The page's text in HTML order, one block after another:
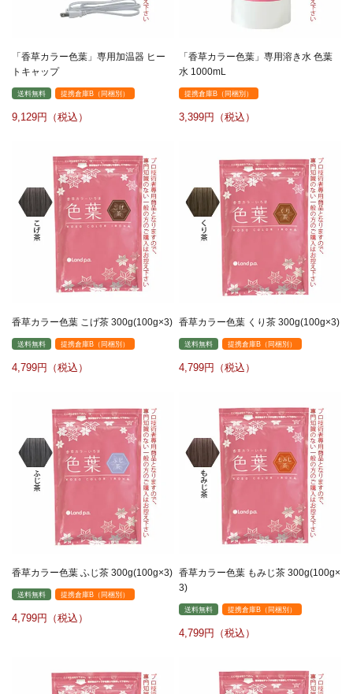
「香草カラー色葉」専用加温器 ヒー
トキャップ
送料無料 提携倉庫B（同梱別）
9,129
「香草カラー色葉」専用溶き水 色葉
水 1000mL
提携倉庫B（同梱別）
3,399
香草カラー色葉 こげ茶 300g(100g×3)
送料無料 提携倉庫B（同梱別）
4,799
香草カラー色葉 くり茶 300g(100g×3)
送料無料 提携倉庫B（同梱別）
4,799
香草カラー色葉 ふじ茶 300g(100g×3)
送料無料 提携倉庫B（同梱別）
4,799
香草カラー色葉 もみじ茶 300g(100g×
3)
送料無料 提携倉庫B（同梱別）
4,799